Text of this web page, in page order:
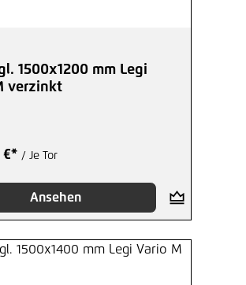
1500x1200 mm Legi
verzinkt
€* / Je Tor
Ansehen